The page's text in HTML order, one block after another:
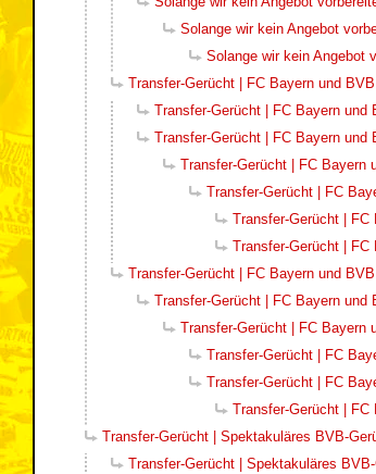
Solange wir kein Angebot
Solange wir kein Angebot
Transfer-Gerücht | FC Bayern und
Transfer-Gerücht | FC Bayern
Transfer-Gerücht | FC Bayern
Transfer-Gerücht | FC Bayern
Transfer-Gerücht | FC
Transfer-Gerücht |
Transfer-Gerücht |
Transfer-Gerücht | FC Bayern und
Transfer-Gerücht | FC Bayern
Transfer-Gerücht | FC Bayern
Transfer-Gerücht | FC
Transfer-Gerücht | FC
Transfer-Gerücht |
Transfer-Gerücht | Spektakuläres BVB-
Transfer-Gerücht | Spektakuläres